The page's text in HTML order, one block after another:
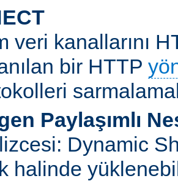
veri kanallarını
bir HTTP
Paylaşımlı
Dynamic
halinde